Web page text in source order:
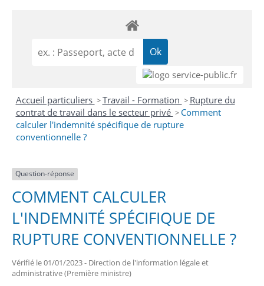
Accueil particuliers >Travail - Formation > Rupture du
contrat de travail dans le secteur privé > Comment
calculer l'indemnité spécifique de rupture
conventionnelle ?
Question-réponse
COMMENT CALCULER
L'INDEMNITÉ SPÉCIFIQUE DE
RUPTURE CONVENTIONNELLE ?
Vérifié le 01/01/2023 - Direction de l'information légale et
administrative (Première ministre)